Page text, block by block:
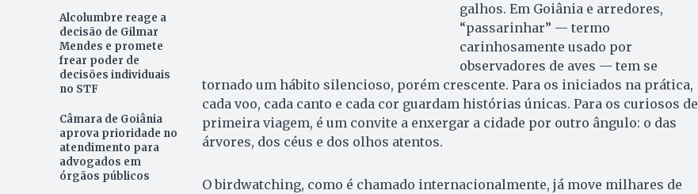
Alcolumbre reage a
decisão de Gilmar
Mendes e promete
frear poder de
decisões individuais
no STF
Câmara de Goiânia
aprova prioridade no
atendimento para
advogados em
órgãos públicos
galhos. Em Goiânia e arredores,
“passarinhar” — termo
carinhosamente usado por
observadores de aves — tem se
tornado um hábito silencioso, porém crescente. Para os iniciados na prática,
cada voo, cada canto e cada cor guardam histórias únicas. Para os curiosos de
primeira viagem, é um convite a enxergar a cidade por outro ângulo: o das
árvores, dos céus e dos olhos atentos.
O birdwatching, como é chamado internacionalmente, já move milhares de